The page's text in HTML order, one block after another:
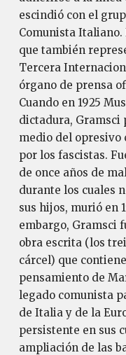
escindió con el
Comunista
que también
Tercera
órgano de prensa
Cuando en 1925
dictadura, Gramsci
medio del
por los fascistas.
de once años de
durante los cuales
sus hijos, murió en
embargo, Gramsci
obra escrita (los
cárcel) que
pensamiento de
legado comunista
de Italia y de la
persistente en sus
ampliación de las